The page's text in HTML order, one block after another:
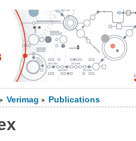
> Verimag > Publications